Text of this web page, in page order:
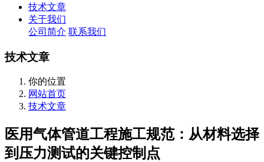
技术文章
关于我们
公司简介 联系我们
技术文章
你的位置
网站首页
技术文章
医用气体管道工程施工规范：从材料选择
到压力测试的关键控制点